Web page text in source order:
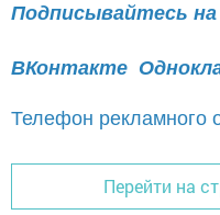
Подписывайтесь на
ВКонтакте
Телефон рекламного
Перейти на